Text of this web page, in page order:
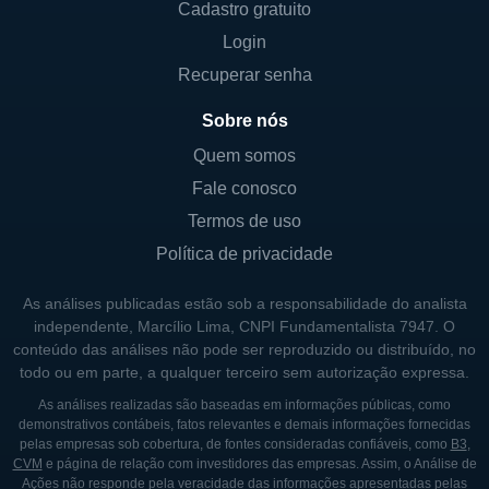
A Assured Guaranty opera
predominantemente nos Estados Unidos,
onde sua presença é forte e bem
também se expandiu para outros mercados
internacionais, garantindo operações em
países da América Latina e Europa. A
atuação internacional é um componente
estratégico chave, permitindo que a empresa
reduza a exposição a riscos locais.
As principais linhas de negócios da Assured
Guaranty incluem a emissão de garantias
para títulos, seguros de crédito e consultoria
em avaliações de risco. A empresa também
está envolvida na gestão de ativos e na
Cadastro gratuito
Login
Recuperar senha
Sobre nós
Quem somos
Fale conosco
Termos de uso
Política de privacidade
As análises publicadas estão sob a responsabilidade do analista
independente, Marcílio Lima, CNPI Fundamentalista 7947. O
conteúdo das análises não pode ser reproduzido ou distribuído, no
todo ou em parte, a qualquer terceiro sem autorização expressa.
As análises realizadas são baseadas em informações públicas, como
demonstrativos contábeis, fatos relevantes e demais informações fornecidas
pelas empresas sob cobertura, de fontes consideradas confiáveis, como B3,
CVM e página de relação com investidores das empresas. Assim, o Análise de
Ações não responde pela veracidade das informações apresentadas pelas